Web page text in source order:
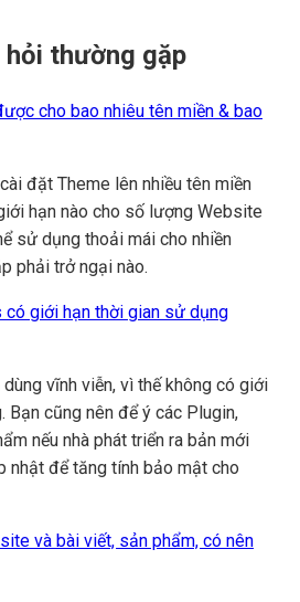
thường gặp
cho bao nhiêu tên miền & bao
đặt Theme lên nhiều tên miền
hạn nào cho số lượng Website
sử dụng thoải mái cho nhiền
phải trở ngại nào.
giới hạn thời gian sử dụng
vĩnh viễn, vì thế không có giới
Bạn cũng nên để ý các Plugin,
nếu nhà phát triển ra bản mới
nhật để tăng tính bảo mật cho
và bài viết, sản phẩm, có nên